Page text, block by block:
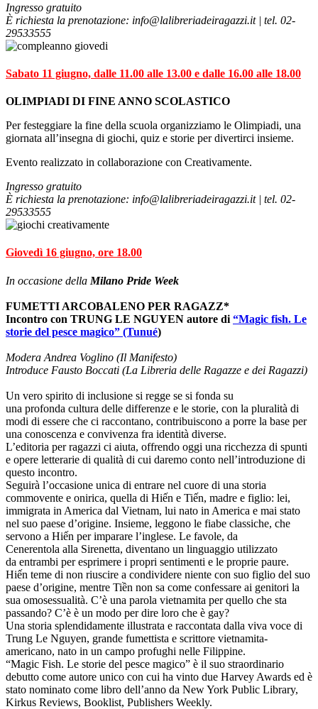
Ingresso gratuito
È richiesta la prenotazione: info@lalibreriadeiragazzi.it | tel. 02-
29533555
Sabato 11 giugno, dalle 11.00 alle 13.00 e dalle 16.00 alle 18.00
OLIMPIADI DI FINE ANNO SCOLASTICO
Per festeggiare la fine della scuola organizziamo le Olimpiadi, una
giornata all’insegna di giochi, quiz e storie per divertirci insieme.
Evento realizzato in collaborazione con Creativamente.
Ingresso gratuito
È richiesta la prenotazione: info@lalibreriadeiragazzi.it | tel. 02-
29533555
Giovedì 16 giugno, ore 18.00
In occasione della Milano Pride Week
FUMETTI ARCOBALENO PER RAGAZZ*
Incontro con TRUNG LE NGUYEN autore di “Magic fish. Le
storie del pesce magico” (Tunué)
Modera Andrea Voglino (Il Manifesto)
Introduce Fausto Boccati (La Libreria delle Ragazze e dei Ragazzi)
Un vero spirito di inclusione si regge se si fonda su
una profonda cultura delle differenze e le storie, con la pluralità di
modi di essere che ci raccontano, contribuiscono a porre la base per
una conoscenza e convivenza fra identità diverse.
L’editoria per ragazzi ci aiuta, offrendo oggi una ricchezza di spunti
e opere letterarie di qualità di cui daremo conto nell’introduzione di
questo incontro.
Seguirà l’occasione unica di entrare nel cuore di una storia
commovente e onirica, quella di Hiến e Tiến, madre e figlio: lei,
immigrata in America dal Vietnam, lui nato in America e mai stato
nel suo paese d’origine. Insieme, leggono le fiabe classiche, che
servono a Hiến per imparare l’inglese. Le favole, da
Cenerentola alla Sirenetta, diventano un linguaggio utilizzato
da entrambi per esprimere i propri sentimenti e le proprie paure.
Hiến teme di non riuscire a condividere niente con suo figlio del suo
paese d’origine, mentre Tiền non sa come confessare ai genitori la
sua omosessualità. C’è una parola vietnamita per quello che sta
passando? C’è è un modo per dire loro che è gay?
Una storia splendidamente illustrata e raccontata dalla viva voce di
Trung Le Nguyen, grande fumettista e scrittore vietnamita-
americano, nato in un campo profughi nelle Filippine.
“Magic Fish. Le storie del pesce magico” è il suo straordinario
debutto come autore unico con cui ha vinto due Harvey Awards ed è
stato nominato come libro dell’anno da New York Public Library,
Kirkus Reviews, Booklist, Publishers Weekly.